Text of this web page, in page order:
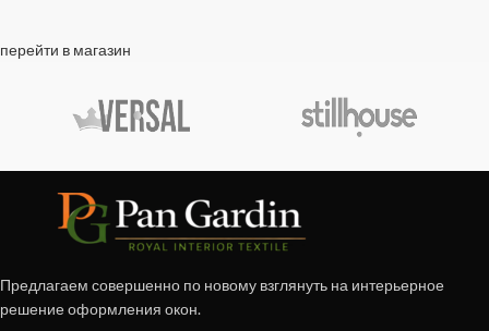
перейти в магазин
Предлагаем совершенно по новому взглянуть на интерьерное
решение оформления окон.